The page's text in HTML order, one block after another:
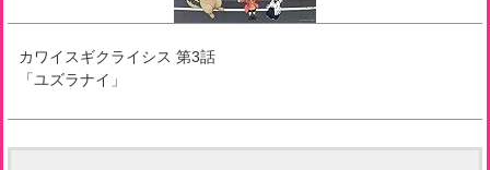
カワイスギクライシス 第3話
「ユズラナイ 」